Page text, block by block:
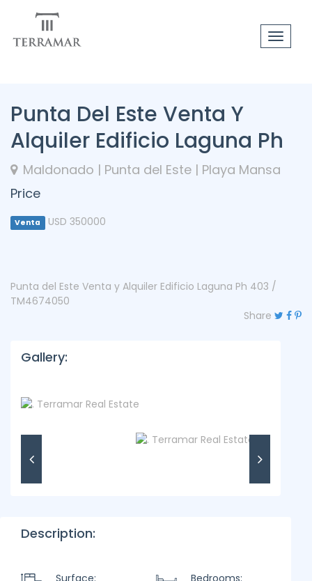
Toggle
Punta Del Este Venta Y
Alquiler Edificio Laguna Ph
Maldonado | Punta del Este | Playa Mansa
Price
Venta USD 350000
Punta del Este Venta y Alquiler Edificio Laguna Ph 403 /
TM4674050
Share
Gallery:
Description:
Surface: Bedrooms: